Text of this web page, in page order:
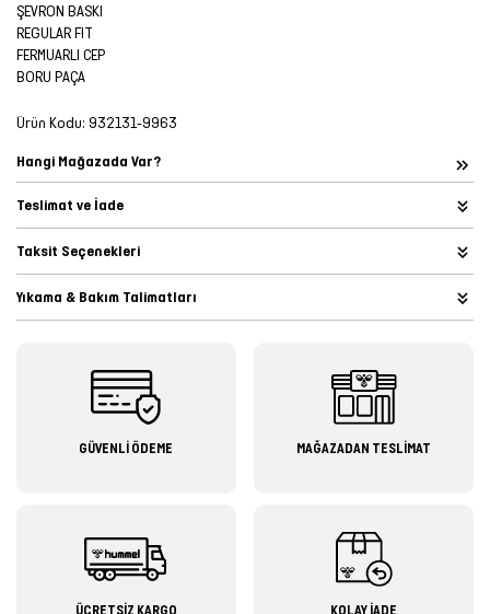
ŞEVRON BASKI
REGULAR FIT
FERMUARLI CEP
BORU PAÇA
Ürün Kodu: 932131-9963
Hangi Mağazada Var?
Teslimat ve İade
Taksit Seçenekleri
Yıkama & Bakım Talimatları
GÜVENLİ ÖDEME MAĞAZADAN TESLİMAT
ÜCRETSİZ KARGO
KOLAY İADE